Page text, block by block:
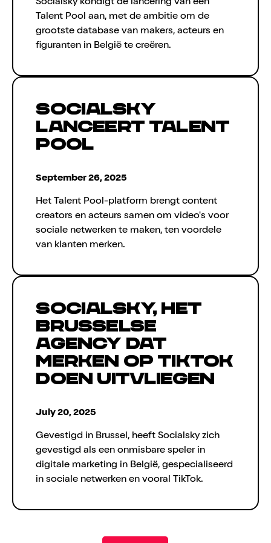
Talent Pool aan, met de ambitie om de
grootste database van makers, acteurs en
figuranten in België te creëren.
Socialsky
lanceert Talent
Pool
September 26, 2025
Het Talent Pool-platform brengt content
creators en acteurs samen om video's voor
sociale netwerken te maken, ten voordele
van klanten merken.
Socialsky, het
Brusselse
agency dat
merken op TikTok
doen uitvliegen
July 20, 2025
Gevestigd in Brussel, heeft Socialsky zich
gevestigd als een onmisbare speler in
digitale marketing in België, gespecialiseerd
in sociale netwerken en vooral TikTok.